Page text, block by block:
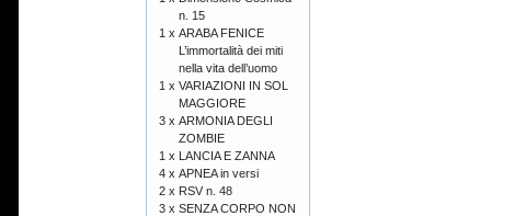
n. 15
1 x ARABA FENICE
L’immortalità dei miti
nella vita dell’uomo
1 x VARIAZIONI IN SOL
MAGGIORE
3 x ARMONIA DEGLI
ZOMBIE
1 x LANCIA E ZANNA
4 x APNEA in versi
2 x RSV n. 48
3 x SENZA CORPO NON